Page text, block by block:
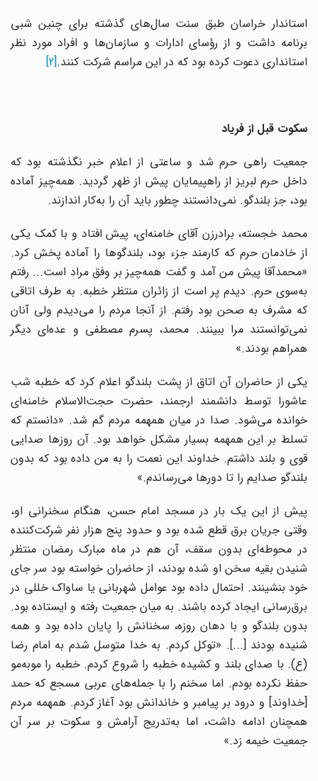
استاندار خراسان طبق سنت سال‌های گذشته برای چنین شبی
برنامه داشت و از رؤسای ادارات و سازمان‌ها و افراد مورد نظر
استانداری دعوت کرده بود که در این مراسم شرکت کنند.[2]
سکوت قبل از فریاد
جمعیت راهی حرم شد و ساعتی از اعلام خبر نگذشته بود که
داخل حرم لبریز از راهپیمایان پیش از ظهر گردید. همه‌چیز آماده
بود، جز بلندگو. نمی‌دانستند چطور باید آن را به‌کار اندازند.
محمد خجسته، برادرزن آقای خامنه‌ای، پیش افتاد و با کمک یکی
از خادمان حرم که کارمند جزء بود، بلندگوها را آماده پخش کرد.
«محمدآقا پیش من آمد و گفت همه‌چیز بر وفق مراد است... رفتم
به‌سوی حرم. دیدم پر است از زائران منتظر خطبه. به طرف اتاقی
که مشرف به صحن بود رفتم. از آنجا مردم را می‌دیدم ولی آنان
نمی‌توانستند مرا ببینند. محمد، پسرم مصطفی و عده‌ای دیگر
همراهم بودند.»
یکی از حاضران آن اتاق از پشت بلندگو اعلام کرد که خطبه شب
عاشورا توسط دانشمند ارجمند، حضرت حجت‌الاسلام خامنه‌ای
خوانده می‌شود. صدا در میان همهمه مردم گم شد. «دانستم که
تسلط بر این همهمه بسیار مشکل خواهد بود. آن روزها صدایی
قوی و بلند داشتم. خداوند این نعمت را به من داده بود که بدون
بلندگو صدایم را تا دورها می‌رساندم.»
پیش از این یک بار در مسجد امام حسن، هنگام سخنرانی او،
وقتی جریان برق قطع شده بود و حدود پنج هزار نفر شرکت‌کننده
در محوطه‌ای بدون سقف، آن هم در ماه مبارک رمضان منتظر
شنیدن بقیه سخن او شده بودند، از حاضران خواسته بود سر جای
خود بنشینند. احتمال داده بود عوامل شهربانی یا ساواک خللی در
برق‌رسانی ایجاد کرده باشند. به میان جمعیت رفته و ایستاده بود.
بدون بلندگو و با دهان روزه، سخنانش را پایان داده بود و همه
شنیده بودند [...]. «توکل کردم. به خدا متوسل شدم به امام رضا
(ع). با صدای بلند و کشیده خطبه را شروع کردم. خطبه را موبه‌مو
حفظ نکرده بودم. اما سخنم را با جمله‌های عربی مسجع که حمد
[خداوند] و درود بر پیامبر و خاندانش بود آغاز کردم. همهمه مردم
همچنان ادامه داشت، اما به‌تدریج آرامش و سکوت بر سر آن
جمعیت خیمه زد.»